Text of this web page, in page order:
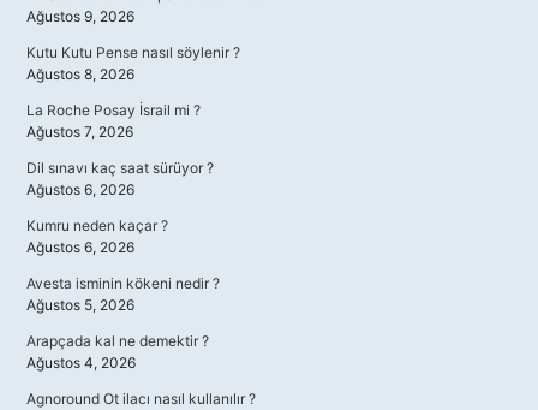
Ağustos 9, 2026
Kutu Kutu Pense nasıl söylenir ?
Ağustos 8, 2026
La Roche Posay İsrail mi ?
Ağustos 7, 2026
Dil sınavı kaç saat sürüyor ?
Ağustos 6, 2026
Kumru neden kaçar ?
Ağustos 6, 2026
Avesta isminin kökeni nedir ?
Ağustos 5, 2026
Arapçada kal ne demektir ?
Ağustos 4, 2026
Agnoround Ot ilacı nasıl kullanılır ?